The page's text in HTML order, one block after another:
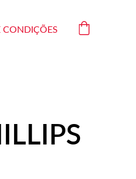
CONDIÇÕES